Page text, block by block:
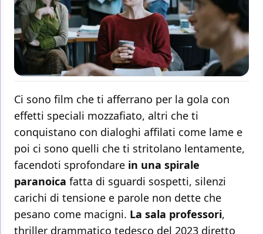
Ci sono film che ti afferrano per la gola con
effetti speciali mozzafiato, altri che ti
conquistano con dialoghi affilati come lame e
poi ci sono quelli che ti stritolano lentamente,
facendoti sprofondare in una spirale
paranoica fatta di sguardi sospetti, silenzi
carichi di tensione e parole non dette che
pesano come macigni. La sala professori,
thriller drammatico tedesco del 2023 diretto